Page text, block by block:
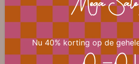
📐 Afmeting Mega
Nu 40% korting op de